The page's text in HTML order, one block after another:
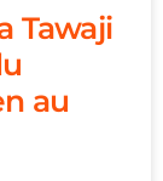
Tawaji
au